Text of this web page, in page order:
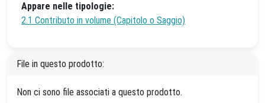
Appare nelle tipologie:
2.1 Contributo in volume (Capitolo o Saggio)
File in questo prodotto:
Non ci sono file associati a questo prodotto.